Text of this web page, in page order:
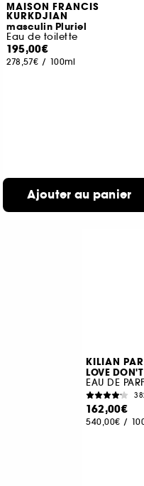
MAISON FRANCIS
KURKDJIAN
masculin Pluriel
Eau de toilette
195,00€
278,57€ / 100ml
Ajouter au panier
KILIAN
LOVE
EAU DE
162,00€
540,00€ /